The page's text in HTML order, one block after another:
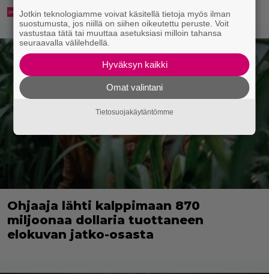
Ohjaaja lähti kalppimaan 870
miljoonaa dollaria tuottaneen
elokuvan jatko-osasta
Jotkin teknologiamme voivat käsitellä tietoja myös ilman
suostumusta, jos niillä on siihen oikeutettu peruste. Voit
vastustaa tätä tai muuttaa asetuksiasi milloin tahansa
seuraavalla välilehdellä.
Hyväksyn kaikki
Omat valintani
Tietosuojakäytäntömme